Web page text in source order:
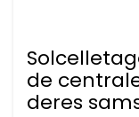
de
deres